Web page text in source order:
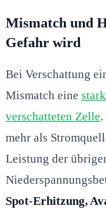
Mismatch und
Gefahr wird
Bei Verschattung
Mismatch eine
verschatteten Zelle
mehr als
Leistung der
Spot-Erhitzung,